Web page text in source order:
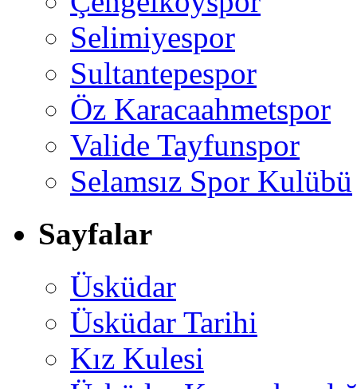
Selimiyespor
Sultantepespor
Öz Karacaahmetspor
Valide Tayfunspor
Selamsız Spor Kulübü
Sayfalar
Üsküdar
Üsküdar Tarihi
Kız Kulesi